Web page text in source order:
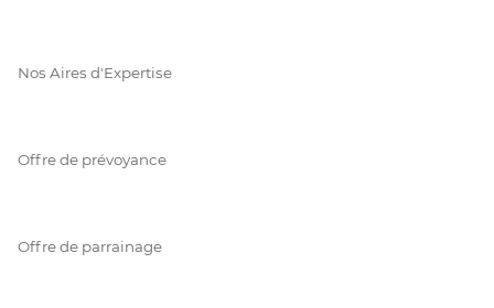
Nos Aires d'Expertise
Offre de prévoyance
Offre de parrainage